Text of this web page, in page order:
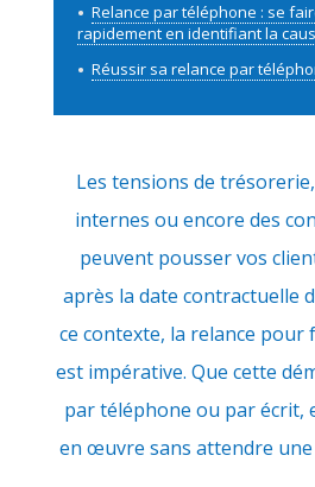
Relance par téléphone : se
rapidement en identifiant la
Réussir sa relance par
Les tensions de
internes ou encore des
peuvent pousser vos
après la date contractuelle
ce contexte, la relance pour
est impérative. Que cette
par téléphone ou par écrit,
en œuvre sans attendre